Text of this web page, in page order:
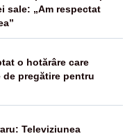
sale: „Am respectat
o hotărâre care
pregătire pentru
Televiziunea